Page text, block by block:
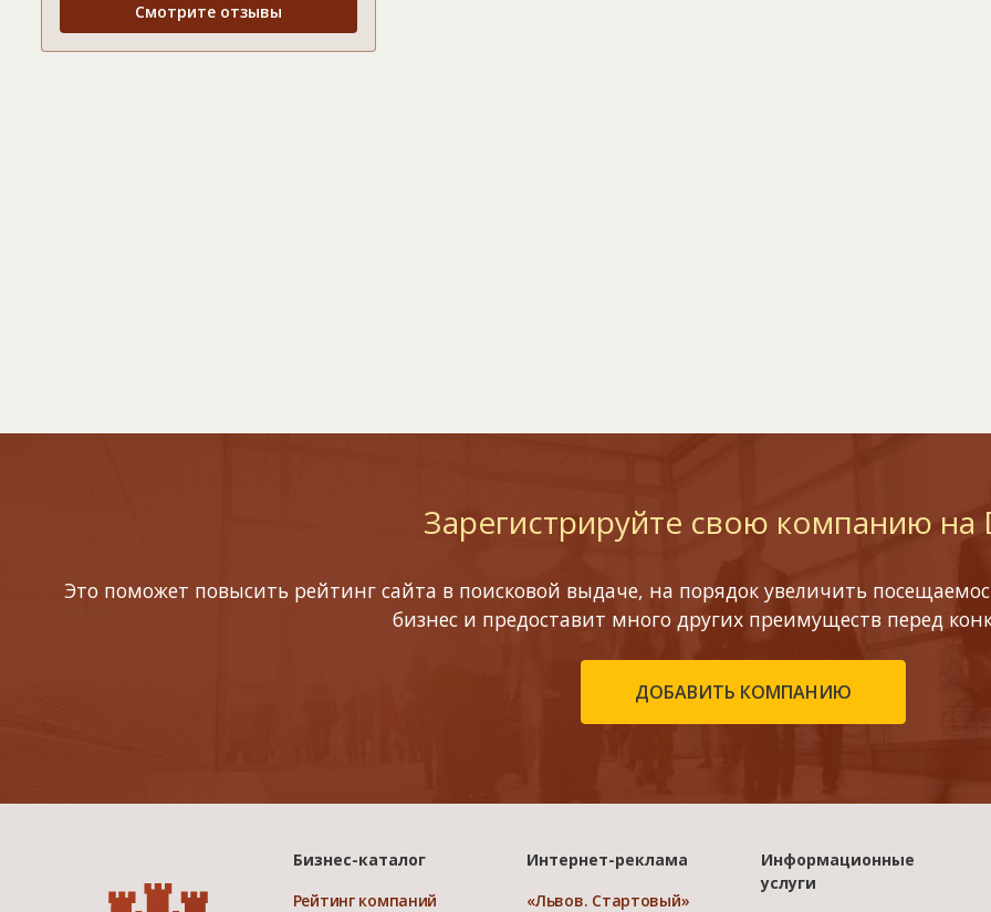
Смотрите отзывы
Зарегистрируйте свою компанию на
Это поможет повысить рейтинг сайта в поисковой выдаче, на порядок увеличить
бизнес и предоставит много других преимуществ перед
ДОБАВИТЬ КОМПАНИЮ
Бизнес-каталог
Рейтинг компаний
Интернет-реклама
«Львов. Стартовый»
Информационные
услуги